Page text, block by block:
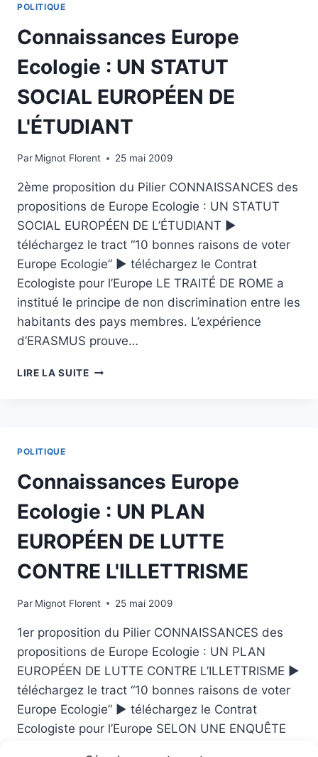
POLITIQUE
Connaissances Europe
Ecologie : UN STATUT
SOCIAL EUROPÉEN DE
L'ÉTUDIANT
Par Mignot Florent 25 mai 2009
2ème proposition du Pilier CONNAISSANCES des
propositions de Europe Ecologie : UN STATUT
SOCIAL EUROPÉEN DE L’ÉTUDIANT ►
téléchargez le tract “10 bonnes raisons de voter
Europe Ecologie” ► téléchargez le Contrat
Ecologiste pour l’Europe LE TRAITÉ DE ROME a
institué le principe de non discrimination entre les
habitants des pays membres. L’expérience
d’ERASMUS prouve…
LIRE LA SUITECONNAISSANCES
DE
L'ÉTUDIANT
POLITIQUE
Connaissances Europe
Ecologie : UN PLAN
EUROPÉEN DE LUTTE
CONTRE L'ILLETTRISME
Par Mignot Florent 25 mai 2009
1er proposition du Pilier CONNAISSANCES des
propositions de Europe Ecologie : UN PLAN
EUROPÉEN DE LUTTE CONTRE L’ILLETTRISME ►
téléchargez le tract “10 bonnes raisons de voter
Europe Ecologie” ► téléchargez le Contrat
Ecologiste pour l’Europe SELON UNE ENQUÊTE